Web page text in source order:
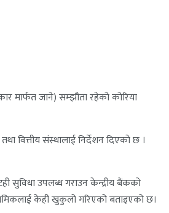
मार्फत जाने) सम्झौता रहेको कोरिया
वित्तीय संस्थालाई निर्देशन दिएको छ ।
सुविधा उपलब्ध गराउन केन्द्रीय बैंकको
केही खुकुलो गरिएको बताइएको छ।